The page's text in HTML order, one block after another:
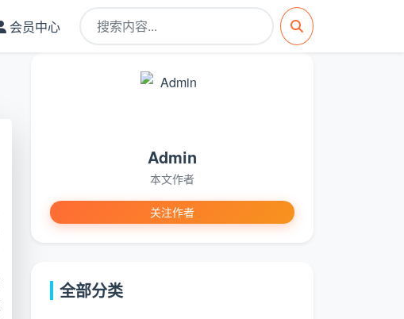
会员中心
Admin
本文作者
关注作者
全部分类